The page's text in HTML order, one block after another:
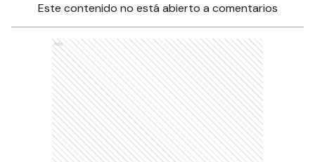
Este contenido no está abierto a comentarios
Ads